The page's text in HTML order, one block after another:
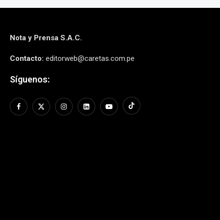
Nota y Prensa S.A.C.
Contacto: editorweb@caretas.com.pe
Síguenos: